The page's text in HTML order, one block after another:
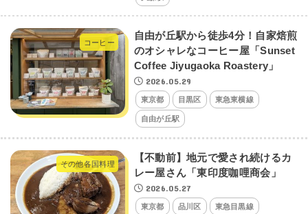
コーヒー
自由が丘駅から徒歩4分！自家焙煎
のオシャレなコーヒー屋「Sunset
Coffee Jiyugaoka Roastery」
2026.05.29
東京都 目黒区 東急東横線
自由が丘駅
その他各国料理
【不動前】地元で愛され続けるカ
レー屋さん「東印度咖哩商会」
2026.05.27
東京都 品川区 東急目黒線